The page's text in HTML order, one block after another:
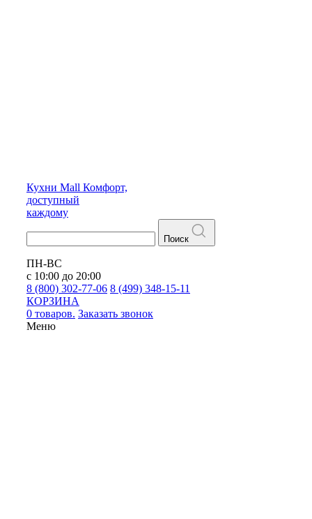
Кухни Mall Комфорт,
доступный
каждому
Поиск
ПН-ВС
с 10:00 до 20:00
8 (800) 302-77-06 8 (499) 348-15-11
КОРЗИНА
0 товаров. Заказать звонок
Меню